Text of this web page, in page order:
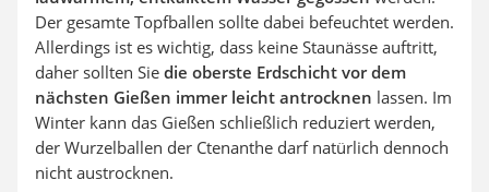
Der gesamte Topfballen sollte dabei befeuchtet werden.
Allerdings ist es wichtig, dass keine Staunässe auftritt,
daher sollten Sie die oberste Erdschicht vor dem
nächsten Gießen immer leicht antrocknen lassen. Im
Winter kann das Gießen schließlich reduziert werden,
der Wurzelballen der Ctenanthe darf natürlich dennoch
nicht austrocknen.